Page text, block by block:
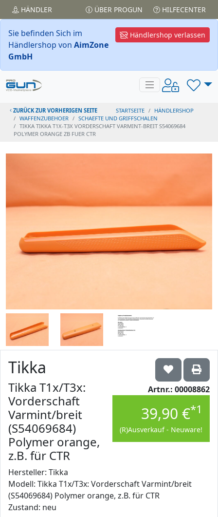
HÄNDLER ÜBER PROGUN HILFECENTER
Händlershop verlassen
Sie befinden Sich im
Händlershop von AimZone
GmbH
ZURÜCK ZUR VORHERIGEN SEITE STARTSEITE
HÄNDLERSHOP
WAFFENZUBEHOER
SCHAEFTE UND GRIFFSCHALEN
TIKKA TIKKA T1X-T3X VORDERSCHAFT VARMINT-BREIT S54069684
POLYMER ORANGE ZB FUER CTR
Artnr.: 00008862
39,90 €*1
(R)Ausverkauf - Neuware!
Tikka
Tikka T1x/T3x:
Vorderschaft
Varmint/breit
(S54069684)
Polymer orange,
z.B. für CTR
Hersteller: Tikka
Modell: Tikka T1x/T3x: Vorderschaft Varmint/breit
(S54069684) Polymer orange, z.B. für CTR
Zustand: neu